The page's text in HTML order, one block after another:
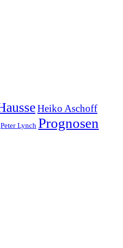
Heiko Aschoff
Peter Lynch Prognosen